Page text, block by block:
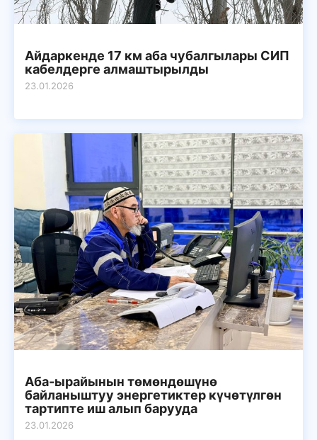
Айдаркенде 17 км аба чубалгылары СИП
кабелдерге алмаштырылды
23.01.2026
Аба-ырайынын төмөндөшүнө
байланыштуу энергетиктер күчөтүлгөн
тартипте иш алып барууда
23.01.2026